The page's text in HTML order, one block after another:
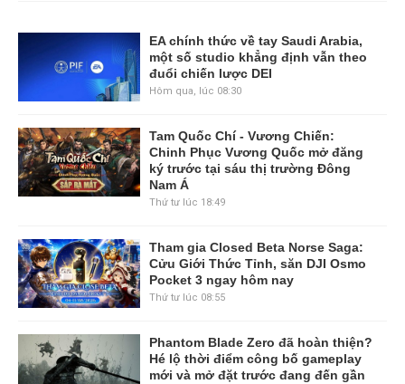
EA chính thức về tay Saudi Arabia,
một số studio khẳng định vẫn theo
đuổi chiến lược DEI
Hôm qua, lúc 08:30
Tam Quốc Chí - Vương Chiến:
Chinh Phục Vương Quốc mở đăng
ký trước tại sáu thị trường Đông
Nam Á
Thứ tư lúc 18:49
Tham gia Closed Beta Norse Saga:
Cửu Giới Thức Tỉnh, săn DJI Osmo
Pocket 3 ngay hôm nay
Thứ tư lúc 08:55
Phantom Blade Zero đã hoàn thiện?
Hé lộ thời điểm công bố gameplay
mới và mở đặt trước đang đến gần